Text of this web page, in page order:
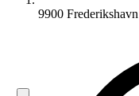
9900 Frederikshavn